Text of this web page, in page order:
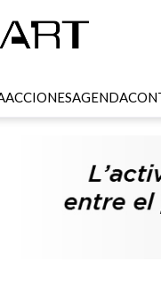
ACCIONESAGENDA